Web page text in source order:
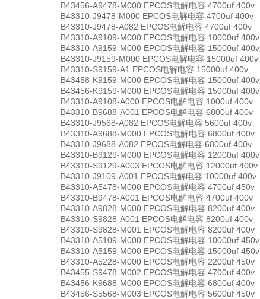
B43456-A9478-M000 EPCOS电解电容 4700uf 400v
B43310-J9478-M000 EPCOS电解电容 4700uf 400v
B43310-J9478-A082 EPCOS电解电容 4700uf 400v
B43310-A9109-M000 EPCOS电解电容 10000uf 400v
B43310-A9159-M000 EPCOS电解电容 15000uf 400v
B43310-J9159-M000 EPCOS电解电容 15000uf 400v
B43310-S9159-A1 EPCOS电解电容 15000uf 400v
B43458-K9159-M000 EPCOS电解电容 15000uf 400v
B43456-K9159-M000 EPCOS电解电容 15000uf 400v
B43310-A9108-A000 EPCOS电解电容 1000uf 400v
B43310-B9688-A001 EPCOS电解电容 6800uf 400v
B43310-J9568-A082 EPCOS电解电容 5600uf 400v
B43310-A9688-M000 EPCOS电解电容 6800uf 400v
B43310-J9688-A082 EPCOS电解电容 6800uf 400v
B43310-B9129-M000 EPCOS电解电容 12000uf 400v
B43310-S9129-A003 EPCOS电解电容 12000uf 400v
B43310-J9109-A001 EPCOS电解电容 10000uf 400v
B43310-A5478-M000 EPCOS电解电容 4700uf 450v
B43310-B9478-A001 EPCOS电解电容 4700uf 400v
B43310-A9828-M000 EPCOS电解电容 8200uf 400v
B43310-S9828-A001 EPCOS电解电容 8200uf 400v
B43310-S9828-M001 EPCOS电解电容 8200uf 400v
B43310-A5109-M000 EPCOS电解电容 10000uf 450v
B43310-A5159-M000 EPCOS电解电容 15000uf 450v
B43310-A5228-M000 EPCOS电解电容 2200uf 450v
B43455-S9478-M002 EPCOS电解电容 4700uf 400v
B43456-K9688-M000 EPCOS电解电容 6800uf 400v
B43456-S5568-M003 EPCOS电解电容 5600uf 450v